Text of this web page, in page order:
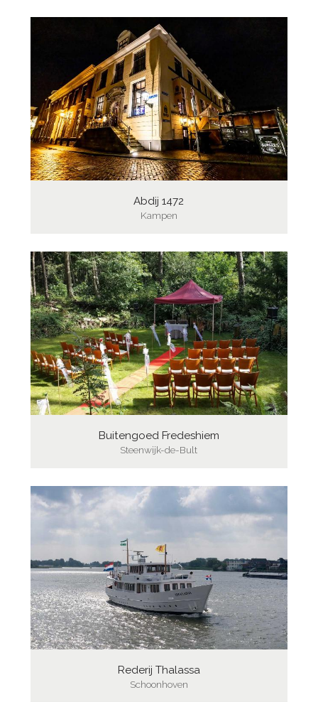
Abdij 1472
Kampen
Buitengoed Fredeshiem
Steenwijk-de-Bult
Rederij Thalassa
Schoonhoven